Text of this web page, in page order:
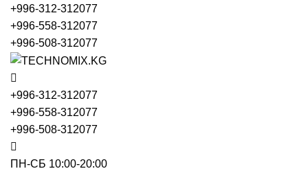
+996-312-312077
+996-558-312077
+996-508-312077
+996-312-312077
+996-558-312077
+996-508-312077
ПН-СБ 10:00-20:00